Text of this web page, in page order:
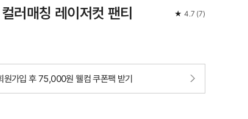
러매칭 레이저컷 팬티 ★ 4.7 (7)
원가입 후 75,000원 웰컴 쿠폰팩 받기